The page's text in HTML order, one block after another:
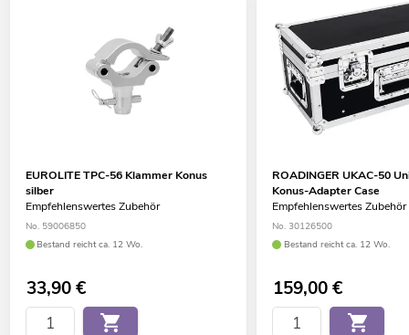
EUROLITE TPC-56 Klammer Konus
silber
Empfehlenswertes Zubehör
No. 59006850
Bestand reicht ca. 12 Wo.
33,90€
ROADINGER UKAC-50
Konus-Adapter Case
Empfehlenswertes Zubehör
No. 30126500
Bestand reicht ca. 12 Wo.
159,00€